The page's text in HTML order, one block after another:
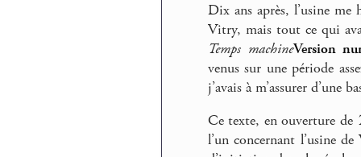
Dix ans après, l’usine me
Vitry, mais tout ce qui
Temps machineVersion
venus sur une période
j’avais à m’assurer d’une
Ce texte, en ouverture de
l’un concernant l’usine